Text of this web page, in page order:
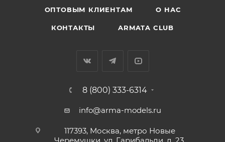
ОПТОВЫМ КЛИЕНТАМ О НАС
КОНТАКТЫ ARMATA CLUB
8 (800) 333-6314
info@arma-models.ru
117393, Москва, метро Новые